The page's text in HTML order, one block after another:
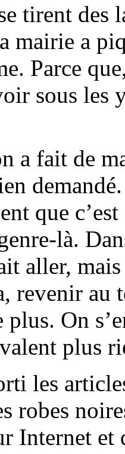
tirent des
mairie a
Parce
sous les
a fait de
que
là.
aller,
revenir au
plus. On
plus
les
robes
Internet